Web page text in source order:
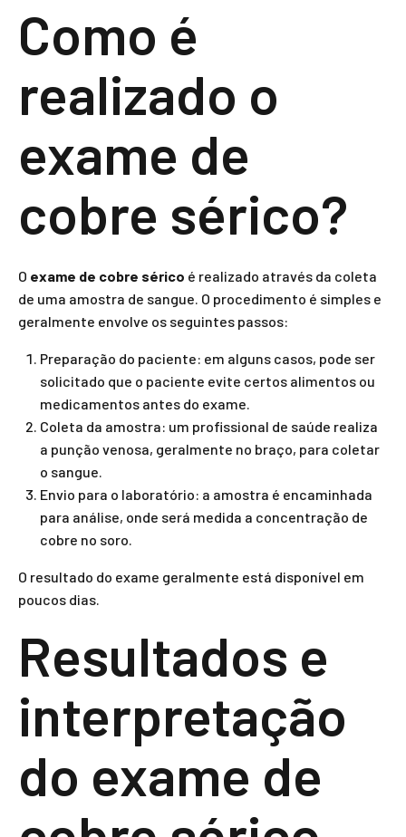
Como é
realizado o
exame de
cobre sérico?
O exame de cobre sérico é realizado através da coleta
de uma amostra de sangue. O procedimento é simples e
geralmente envolve os seguintes passos:
Preparação do paciente: em alguns casos, pode ser
solicitado que o paciente evite certos alimentos ou
medicamentos antes do exame.
Coleta da amostra: um profissional de saúde realiza
a punção venosa, geralmente no braço, para coletar
o sangue.
Envio para o laboratório: a amostra é encaminhada
para análise, onde será medida a concentração de
cobre no soro.
O resultado do exame geralmente está disponível em
poucos dias.
Resultados e
interpretação
do exame de